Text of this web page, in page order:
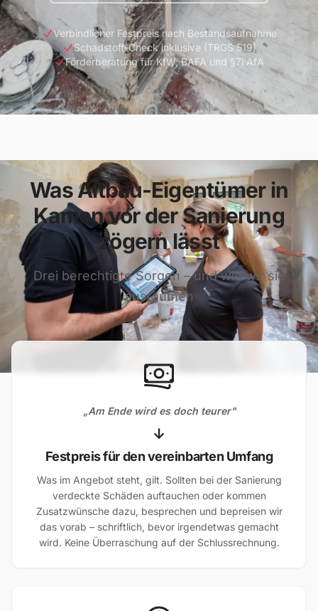
Verbindlicher Festpreis nach Bestandsaufnahme
Schadstoff-Check inklusive (TRGS 519)
Förderberatung für KfW, BAFA und §7i AfA
Was Altbau-Eigentümer in
Kamen vor der Sanierung
zögern lässt
Drei berechtigte Sorgen – und wie wir sie
ausräumen
„Am Ende wird es doch teurer"
↓
Festpreis für den vereinbarten Umfang
Was im Angebot steht, gilt. Sollten bei der Sanierung
verdeckte Schäden auftauchen oder kommen
Zusatzwünsche dazu, besprechen und bepreisen wir
das vorab – schriftlich, bevor irgendetwas gemacht
wird. Keine Überraschung auf der Schlussrechnung.